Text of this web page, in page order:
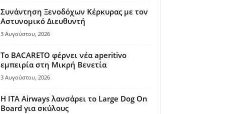
Συνάντηση Ξενοδόχων Κέρκυρας με τον
Αστυνομικό Διευθυντή
3 Αυγούστου, 2026
Το BACARETO φέρνει νέα aperitivo
εμπειρία στη Μικρή Βενετία
3 Αυγούστου, 2026
Η ITA Airways λανσάρει το Large Dog On
Board για σκύλους